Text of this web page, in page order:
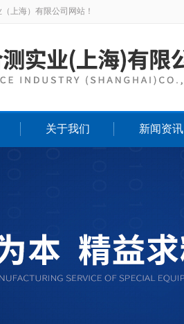
上海）有限公司网站！
关于我们 新闻资讯